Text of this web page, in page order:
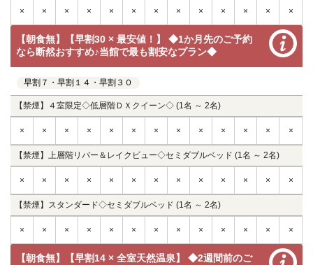
× × × × × × × × × × × × ×
【朝食無】【早割30 × 最安値！】 ◆1か月先のご予約
なら断然おすすめ♪当館で最も割安なプラン◆
早割７・早割１４・早割３０
【禁煙】４室限定◇低層階ＤＸクイーン◇ (1名 ～ 2名)
× × × × × × × × × × × × ×
【禁煙】上層階リバー＆レイクビュー◇セミダブルベッド (1名 ～ 2名)
× × × × × × × × × × × × ×
【禁煙】スタンダード◇セミダブルベッド (1名 ～ 2名)
× × × × × × × × × × × × ×
【朝食無】【早割14 × 全室天然温泉】 ◆2週間前のご